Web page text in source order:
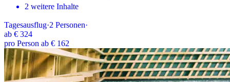
2 weitere Inhalte
Tagesausflug·2 Personen·
ab € 324
pro Person ab € 162